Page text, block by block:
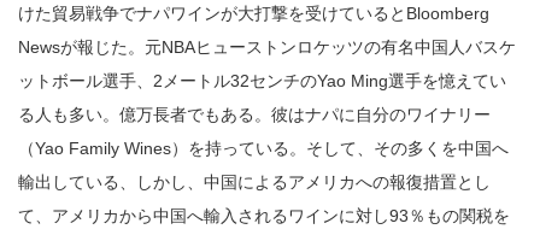
けた貿易戦争でナパワインが大打撃を受けているとBloomberg
Newsが報じた。元NBAヒューストンロケッツの有名中国人バスケ
ットボール選手、2メートル32センチのYao Ming選手を憶えてい
る人も多い。億万長者でもある。彼はナパに自分のワイナリー
（Yao Family Wines）を持っている。そして、その多くを中国へ
輸出している、しかし、中国によるアメリカへの報復措置とし
て、アメリカから中国へ輸入されるワインに対し93％もの関税を